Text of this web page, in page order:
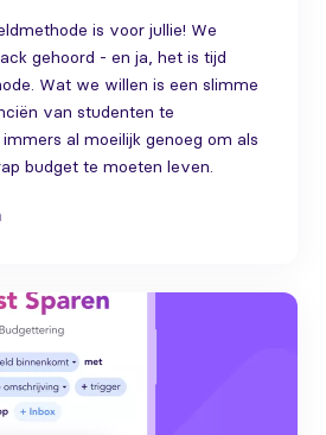
is voor jullie! We
gehoord - en ja, het is tijd
Wat we willen is een slimme
van studenten te
al moeilijk genoeg om als
budget te moeten leven.